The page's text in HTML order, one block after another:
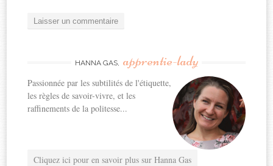
HANNA GAS, apprentie-lady
Passionnée par les subtilités de l'étiquette,
les règles de savoir-vivre, et les
raffinements de la politesse...
Cliquez ici pour en savoir plus sur Hanna Gas